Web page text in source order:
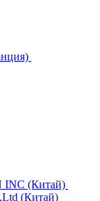
INC (Китай)
(Китай)